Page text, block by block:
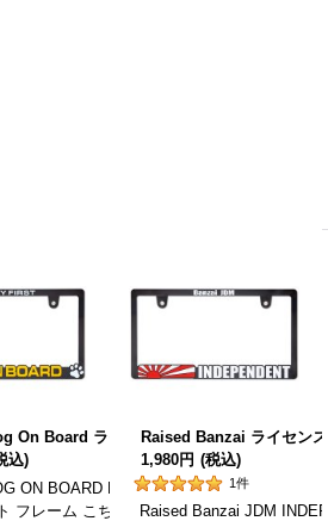
プレート フ
二枚お買…
レーム(クローム) [KG212CH]
レイズド USCV ロゴ ライセンス プ
テムは、一枚の価…
On Board ライセンス プレート フレーム [
込)
ON BOARD License Plate Frame レイズド
フレーム こちらのアイテムは、一枚の価格
Raised Banzai ライセン
1,980円 (税込)
1件
Raised Banzai JDM